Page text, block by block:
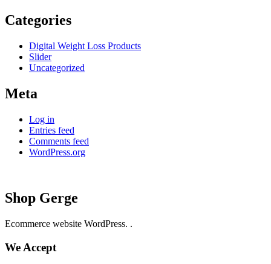
Categories
Digital Weight Loss Products
Slider
Uncategorized
Meta
Log in
Entries feed
Comments feed
WordPress.org
Shop Gerge
Ecommerce website WordPress. .
We Accept